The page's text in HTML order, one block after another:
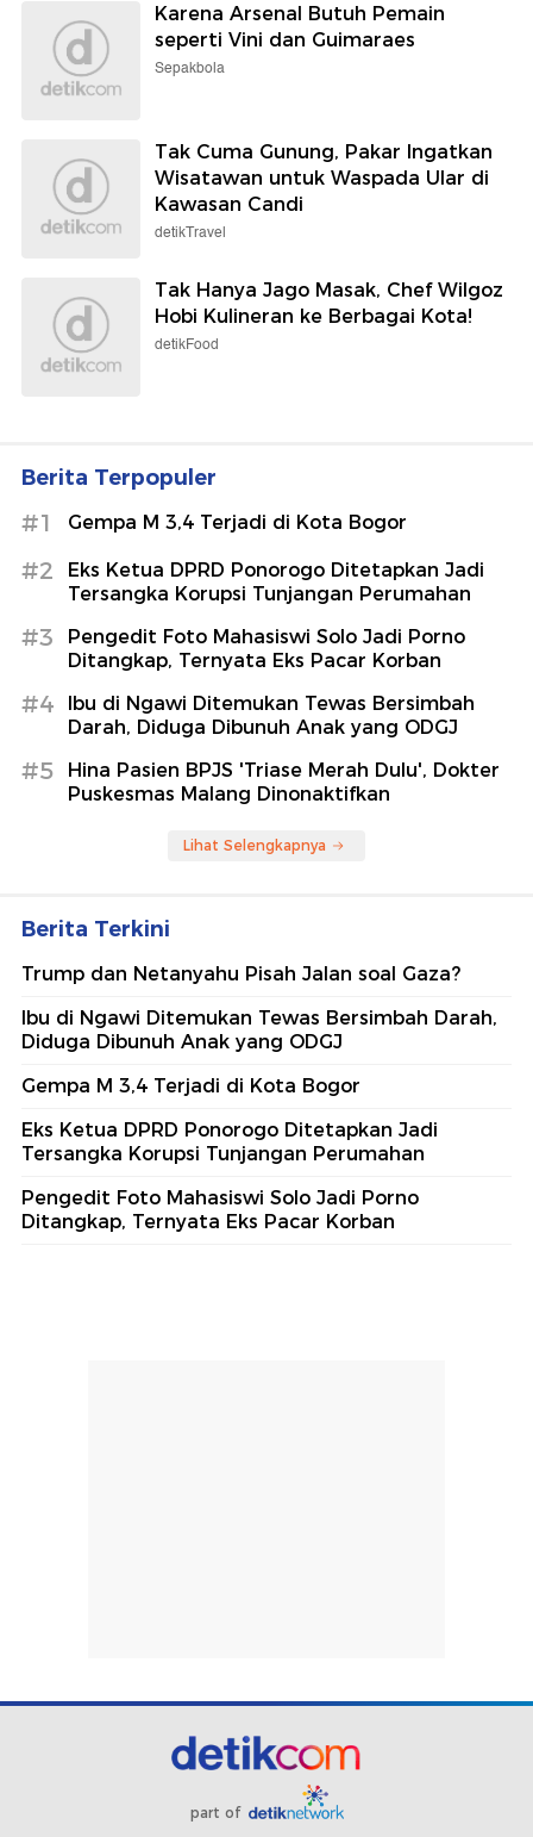
Karena Arsenal Butuh Pemain
seperti Vini dan Guimaraes
Sepakbola
Tak Cuma Gunung, Pakar Ingatkan
Wisatawan untuk Waspada Ular di
Kawasan Candi
detikTravel
Tak Hanya Jago Masak, Chef Wilgoz
Hobi Kulineran ke Berbagai Kota!
detikFood
Berita Terpopuler
#1 Gempa M 3,4 Terjadi di Kota Bogor
#2
Eks Ketua DPRD Ponorogo Ditetapkan Jadi
Tersangka Korupsi Tunjangan Perumahan
#3
Pengedit Foto Mahasiswi Solo Jadi Porno
Ditangkap, Ternyata Eks Pacar Korban
#4
Ibu di Ngawi Ditemukan Tewas Bersimbah
Darah, Diduga Dibunuh Anak yang ODGJ
#5
Hina Pasien BPJS 'Triase Merah Dulu', Dokter
Puskesmas Malang Dinonaktifkan
Lihat Selengkapnya
Berita Terkini
Trump dan Netanyahu Pisah Jalan soal Gaza?
Ibu di Ngawi Ditemukan Tewas Bersimbah Darah,
Diduga Dibunuh Anak yang ODGJ
Gempa M 3,4 Terjadi di Kota Bogor
Eks Ketua DPRD Ponorogo Ditetapkan Jadi
Tersangka Korupsi Tunjangan Perumahan
Pengedit Foto Mahasiswi Solo Jadi Porno
Ditangkap, Ternyata Eks Pacar Korban
part of